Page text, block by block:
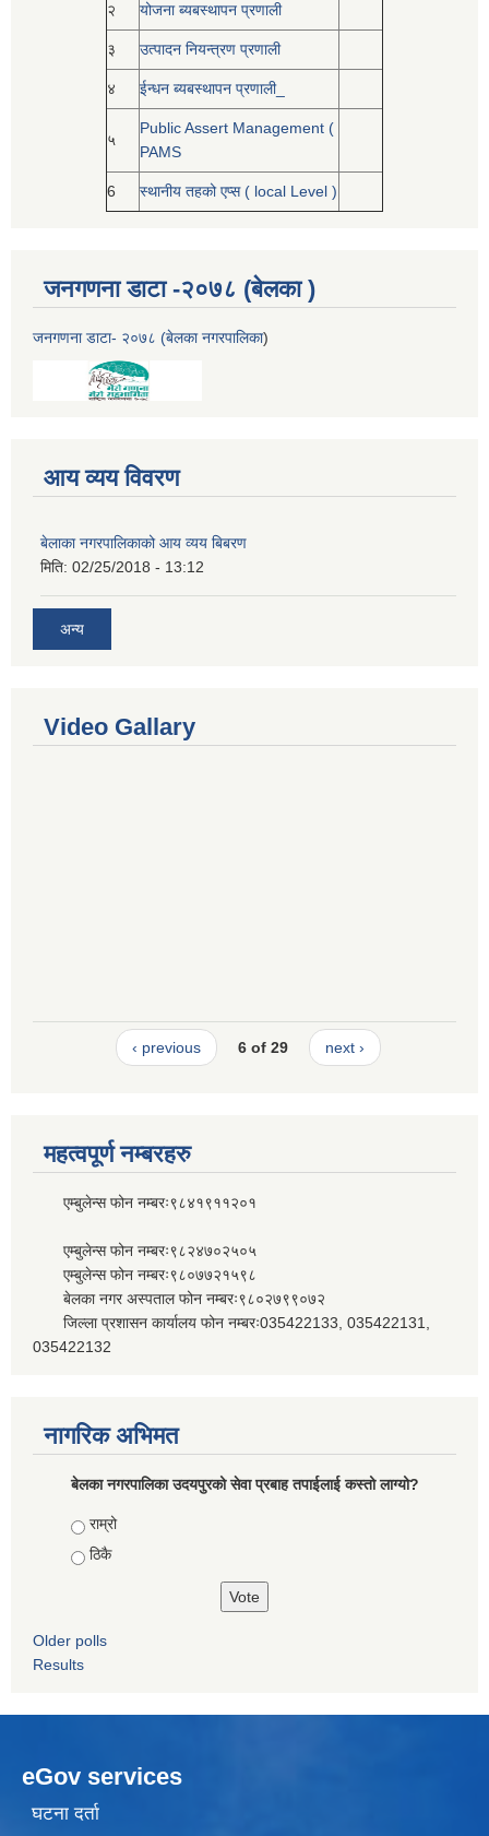
२ योजना ब्यबस्थापन प्रणाली
३ उत्पादन नियन्त्रण प्रणाली
४ ईन्धन ब्यबस्थापन प्रणाली_
५
Public Assert Management (
PAMS
6 स्थानीय तहको एप्स ( local Level )
जनगणना डाटा -२०७८ (बेलका )
जनगणना डाटा- २०७८ (बेलका नगरपालिका)
आय व्यय विवरण
बेलाका नगरपालिकाको आय व्यय बिबरण
मिति: 02/25/2018 - 13:12
अन्य
Video Gallary
‹ previous 6 of 29 next ›
महत्वपूर्ण नम्बरहरु
एम्बुलेन्स फोन नम्बरः९८४१९११२०१
एम्बुलेन्स फोन नम्बरः९८२४७०२५०५
एम्बुलेन्स फोन नम्बरः९८०७७२१५९८
बेलका नगर अस्पताल फोन नम्बरः९८०२७९९०७२
जिल्ला प्रशासन कार्यालय फोन नम्बरः035422133, 035422131,
035422132
नागरिक अभिमत
बेलका नगरपालिका उदयपुरको सेवा प्रबाह तपाईलाई कस्तो लाग्यो?
Choices
राम्रो
ठिकै
Older polls
Results
eGov services
घटना दर्ता